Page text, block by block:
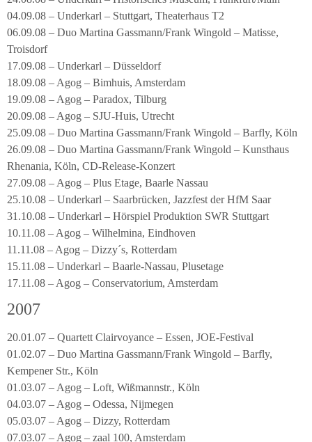
04.09.08 – Underkarl – Stuttgart, Theaterhaus T2
06.09.08 – Duo Martina Gassmann/Frank Wingold – Matisse,
Troisdorf
17.09.08 – Underkarl – Düsseldorf
18.09.08 – Agog – Bimhuis, Amsterdam
19.09.08 – Agog – Paradox, Tilburg
20.09.08 – Agog – SJU-Huis, Utrecht
25.09.08 – Duo Martina Gassmann/Frank Wingold – Barfly, Köln
26.09.08 – Duo Martina Gassmann/Frank Wingold – Kunsthaus
Rhenania, Köln, CD-Release-Konzert
27.09.08 – Agog – Plus Etage, Baarle Nassau
25.10.08 – Underkarl – Saarbrücken, Jazzfest der HfM Saar
31.10.08 – Underkarl – Hörspiel Produktion SWR Stuttgart
10.11.08 – Agog – Wilhelmina, Eindhoven
11.11.08 – Agog – Dizzy´s, Rotterdam
15.11.08 – Underkarl – Baarle-Nassau, Plusetage
17.11.08 – Agog – Conservatorium, Amsterdam
2007
20.01.07 – Quartett Clairvoyance – Essen, JOE-Festival
01.02.07 – Duo Martina Gassmann/Frank Wingold – Barfly,
Kempener Str., Köln
01.03.07 – Agog – Loft, Wißmannstr., Köln
04.03.07 – Agog – Odessa, Nijmegen
05.03.07 – Agog – Dizzy, Rotterdam
07.03.07 – Agog – zaal 100, Amsterdam